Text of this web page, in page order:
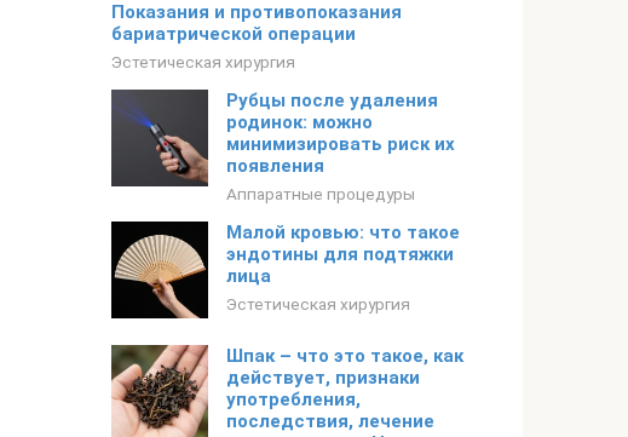
Показания и противопоказания
бариатрической операции
Эстетическая хирургия
Рубцы после удаления
родинок: можно
минимизировать риск их
появления
Аппаратные процедуры
Малой кровью: что такое
эндотины для подтяжки
лица
Эстетическая хирургия
Шпак – что это такое, как
действует, признаки
употребления,
последствия, лечение